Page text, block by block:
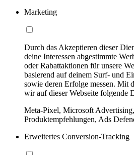
Marketing
Durch das Akzeptieren dieser
deine Interessen abgestimmte
oder Rabattaktionen für unsere
basierend auf deinem Surf- und
sowie deren Erfolge messen. Mit
wir auf dieser Webseite folgende
Meta-Pixel, Microsoft
Produktempfehlungen, Ads
Erweitertes Conversion-Tracking